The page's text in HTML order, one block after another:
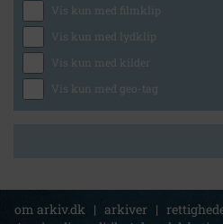
Vis kun med filmklip
Vis kun med lydklip
Vis kun med kilder
Vis kun med geo-tag
om arkiv.dk | arkiver |